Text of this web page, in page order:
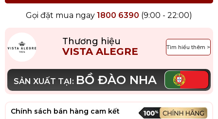
Gọi đặt mua ngay 1800 6390 (9:00 - 22:00)
Thương hiệu
VISTA ALEGRE Tìm hiểu thêm >
SẢN XUẤT TẠI: BỒ ĐÀO NHA
Chính sách bán hàng cam kết